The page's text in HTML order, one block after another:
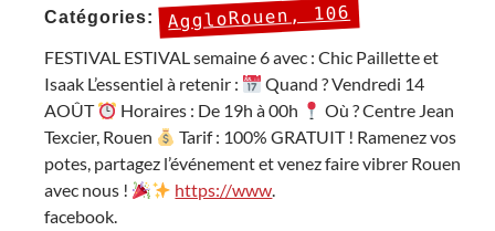
Catégories:
AggloRouen, 106
FESTIVAL ESTIVAL semaine 6 avec : Chic Paillette et
Isaak L’essentiel à retenir :
Quand ? Vendredi 14
AOÛT
Horaires : De 19h à 00h
Où ? Centre Jean
Texcier, Rouen
Tarif : 100% GRATUIT ! Ramenez vos
potes, partagez l’événement et venez faire vibrer Rouen
avec nous !
https://www.
facebook.